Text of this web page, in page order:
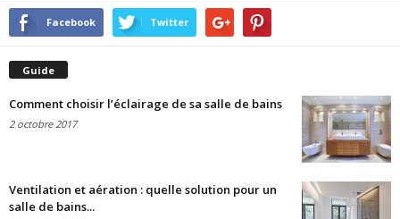
Facebook Twitter
Guide
Comment choisir l’éclairage de sa salle de bains
2 octobre 2017
Ventilation et aération : quelle solution pour un
salle de bains...